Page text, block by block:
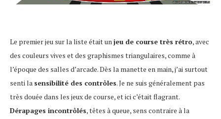
Le premier jeu sur la liste était unjeu de course très rétro, avec
des couleurs vives et des graphismes triangulaires, comme à
l’époque des salles d’arcade. Dès la manette en main, j’ai surtout
senti la sensibilité des contrôles. Je ne suis généralement pas
très douée dans les jeux de course, et ici c’était flagrant.
Dérapages incontrôlés, têtes à queue, sens contraire à la